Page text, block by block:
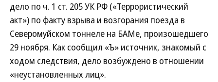
дело по ч. 1 ст. 205 УК РФ («Террористический
акт») по факту взрыва и возгорания поезда в
Северомуйском тоннеле на БАМе, произошедшего
29 ноября. Как сообщил «Ъ» источник, знакомый с
ходом следствия, дело возбуждено в отношении
«неустановленных лиц».